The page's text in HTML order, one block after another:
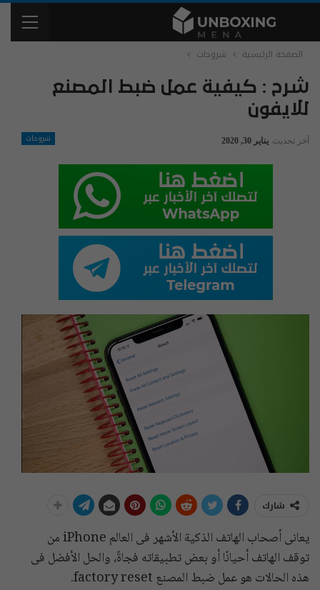
الصفحة الرئيسية شروحات
شرح : كيفية عمل ضبط المصنع
للايفون
شروحات آخر تحديث يناير 30, 2020
شارك
يعانى أصحاب الهاتف الذكية الأشهر فى العالم iPhone من
توقف الهاتف أحيانًا أو بعض تطبيقاته فجاةً، والحل الأفضل فى
هذه الحالات هو عمل ضبط المصنع factory reset.